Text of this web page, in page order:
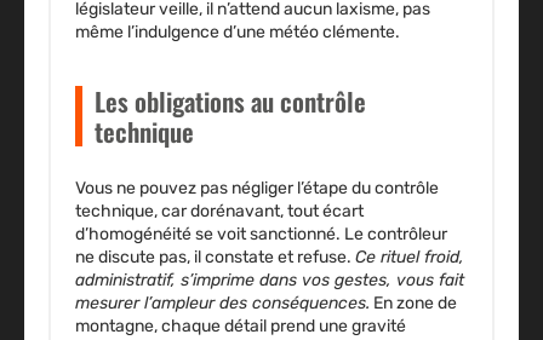
législateur veille, il n’attend aucun laxisme, pas
même l’indulgence d’une météo clémente.
Les obligations au contrôle
technique
Vous ne pouvez pas négliger l’étape du contrôle
technique, car dorénavant, tout écart
d’homogénéité se voit sanctionné. Le contrôleur
ne discute pas, il constate et refuse. Ce rituel froid,
administratif, s’imprime dans vos gestes, vous fait
mesurer l’ampleur des conséquences. En zone de
montagne, chaque détail prend une gravité